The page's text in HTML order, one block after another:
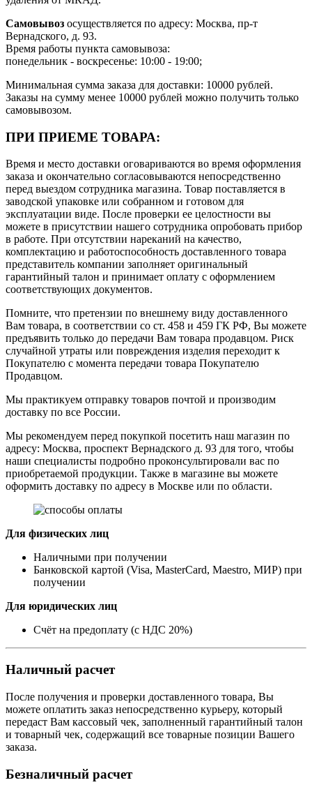
Самовывоз осуществляется по адресу: Москва, пр-т
Вернадского, д. 93.
Время работы пункта самовывоза:
понедельник - воскресенье: 10:00 - 19:00;
Минимальная сумма заказа для доставки: 10000 рублей.
Заказы на сумму менее 10000 рублей можно получить только
самовывозом.
ПРИ ПРИЕМЕ ТОВАРА:
Время и место доставки оговариваются во время оформления
заказа и окончательно согласовываются непосредственно
перед выездом сотрудника магазина. Товар поставляется в
заводской упаковке или собранном и готовом для
эксплуатации виде. После проверки ее целостности вы
можете в присутствии нашего сотрудника опробовать прибор
в работе. При отсутствии нареканий на качество,
комплектацию и работоспособность доставленного товара
представитель компании заполняет оригинальный
гарантийный талон и принимает оплату с оформлением
соответствующих документов.
Помните, что претензии по внешнему виду доставленного
Вам товара, в соответствии со ст. 458 и 459 ГК РФ, Вы можете
предъявить только до передачи Вам товара продавцом. Риск
случайной утраты или повреждения изделия переходит к
Покупателю с момента передачи товара Покупателю
Продавцом.
Мы практикуем отправку товаров почтой и производим
доставку по все России.
Мы рекомендуем перед покупкой посетить наш магазин по
адресу: Москва, проспект Вернадского д. 93 для того, чтобы
наши специалисты подробно проконсультировали вас по
приобретаемой продукции. Также в магазине вы можете
оформить доставку по адресу в Москве или по области.
Для физических лиц
Наличными при получении
Банковской картой (Visa, MasterCard, Maestro, МИР) при
получении
Для юридических лиц
Счёт на предоплату (с НДС 20%)
Наличный расчет
После получения и проверки доставленного товара, Вы
можете оплатить заказ непосредственно курьеру, который
передаст Вам кассовый чек, заполненный гарантийный талон
и товарный чек, содержащий все товарные позиции Вашего
заказа.
Безналичный расчет